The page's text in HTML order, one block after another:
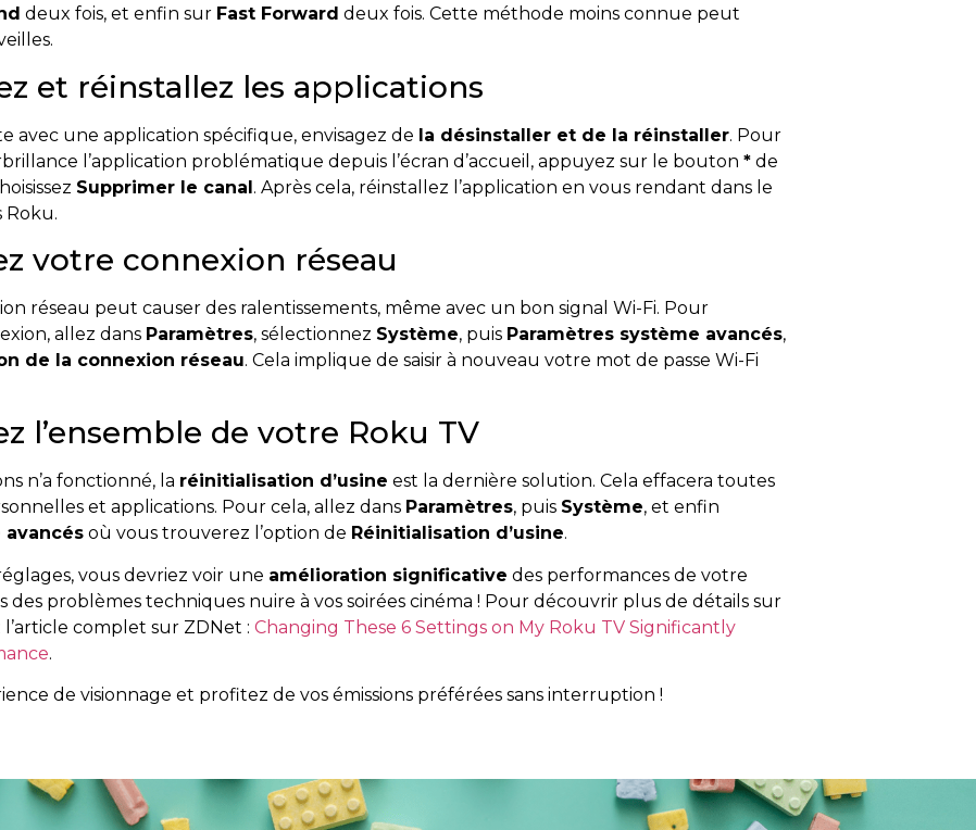
deux fois, et enfin sur Fast Forward deux fois. Cette méthode moins connue peut
et réinstallez les applications
avec une application spécifique, envisagez de la désinstaller et de la réinstaller. Pour
l’application problématique depuis l’écran d’accueil, appuyez sur le bouton * de
Supprimer le canal. Après cela, réinstallez l’application en vous rendant dans le
Roku.
votre connexion réseau
réseau peut causer des ralentissements, même avec un bon signal Wi-Fi. Pour
allez dans Paramètres, sélectionnez Système, puis Paramètres système avancés,
de la connexion réseau. Cela implique de saisir à nouveau votre mot de passe Wi-Fi
l’ensemble de votre Roku TV
n’a fonctionné, la réinitialisation d’usine est la dernière solution. Cela effacera toutes
et applications. Pour cela, allez dans Paramètres, puis Système, et enfin
avancés où vous trouverez l’option de Réinitialisation d’usine.
vous devriez voir une amélioration significative des performances de votre
des problèmes techniques nuire à vos soirées cinéma ! Pour découvrir plus de détails sur
complet sur ZDNet : Changing These 6 Settings on My Roku TV Significantly
.
de visionnage et profitez de vos émissions préférées sans interruption !